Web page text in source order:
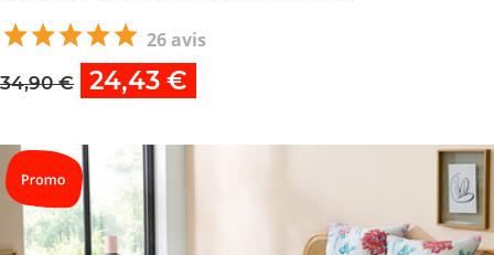
26 avis
34,90 € 24,43 €